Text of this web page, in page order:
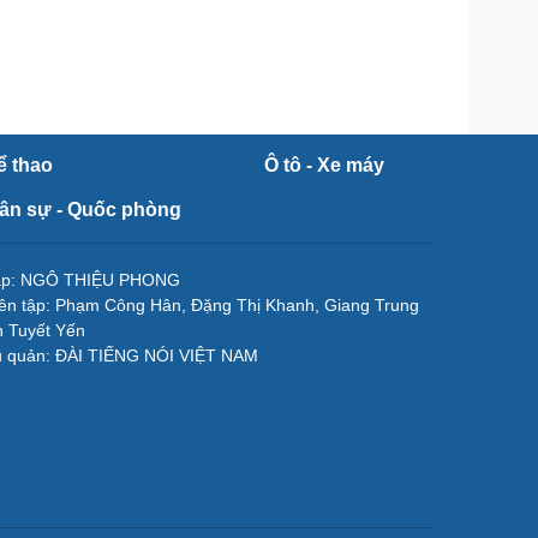
thao Ô tô - Xe máy
sự - Quốc phòng
NGÔ THIỆU PHONG
tập: Phạm Công Hân, Đặng Thị Khanh, Giang Trung
Tuyết Yến
quản: ĐÀI TIẾNG NÓI VIỆT NAM